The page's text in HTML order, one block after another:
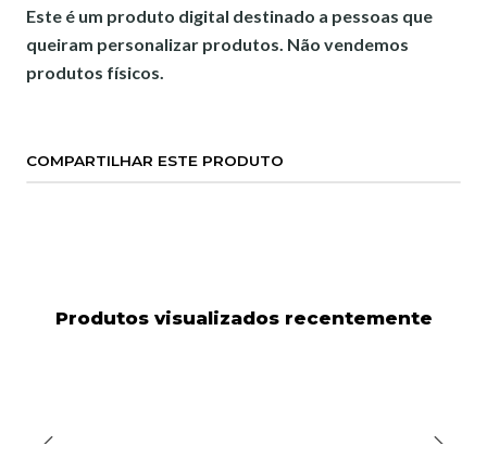
Este é um produto digital destinado a pessoas que
queiram personalizar produtos. Não vendemos
produtos físicos.
COMPARTILHAR ESTE PRODUTO
Produtos visualizados recentemente